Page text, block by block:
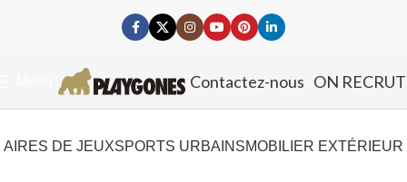
Contactez-nous ON
AIRES DE JEUXSPORTS URBAINSMOBILIER EXTÉRIEUR